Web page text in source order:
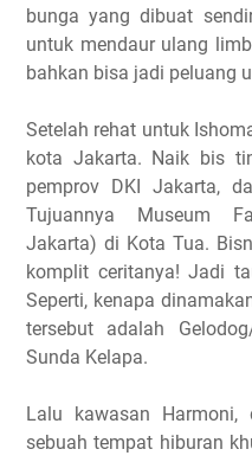
bunga yang dibuat
untuk mendaur ulang
bahkan bisa jadi peluang
Setelah rehat untuk
kota Jakarta. Naik bis
pemprov DKI Jakarta,
Tujuannya Museum
Jakarta) di Kota Tua.
komplit ceritanya! Jadi
Seperti, kenapa
tersebut adalah
Sunda Kelapa.
Lalu kawasan
sebuah tempat hiburan